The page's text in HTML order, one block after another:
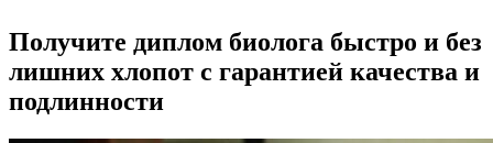
Получите диплом биолога быстро и без
лишних хлопот с гарантией качества и
подлинности